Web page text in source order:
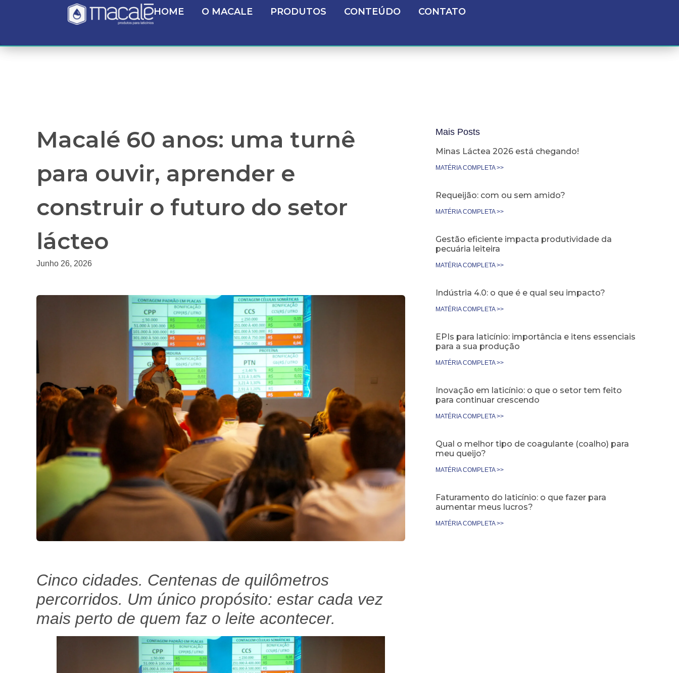
HOME O MACALE PRODUTOS CONTEÚDO CONTATO
Macalé 60 anos: uma turnê
para ouvir, aprender e
construir o futuro do setor
lácteo
Junho 26, 2026
Cinco cidades. Centenas de quilômetros
percorridos. Um único propósito: estar cada vez
mais perto de quem faz o leite acontecer.
Mais Posts
Minas Láctea 2026 está chegando!
MATÉRIA COMPLETA >>
Requeijão: com ou sem amido?
MATÉRIA COMPLETA >>
Gestão eficiente impacta produtividade da
pecuária leiteira
MATÉRIA COMPLETA >>
Indústria 4.0: o que é e qual seu impacto?
MATÉRIA COMPLETA >>
EPIs para laticínio: importância e itens essenciais
para a sua produção
MATÉRIA COMPLETA >>
Inovação em laticínio: o que o setor tem feito
para continuar crescendo
MATÉRIA COMPLETA >>
Qual o melhor tipo de coagulante (coalho) para
meu queijo?
MATÉRIA COMPLETA >>
Faturamento do laticínio: o que fazer para
aumentar meus lucros?
MATÉRIA COMPLETA >>